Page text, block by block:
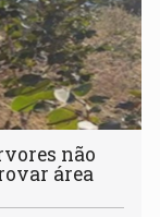
não
área